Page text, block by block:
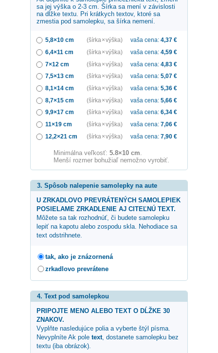
sa jej výška o 2-3 cm. Šírka sa mení v závislosti
na dĺžke textu. Pri krátkych textov, ktoré sa
zmestia pod samolepku, sa šírka nemení.
5,8×10 cm (šírka × výška) vaša cena: 4,37 €
6,4×11 cm
(šírka × výška) vaša cena: 4,59 €
7×12 cm
(šírka × výška) vaša cena: 4,83 €
7,5×13 cm
(šírka × výška) vaša cena: 5,07 €
8,1×14 cm
(šírka × výška) vaša cena: 5,36 €
8,7×15 cm
(šírka × výška) vaša cena: 5,66 €
9,9×17 cm
(šírka × výška) vaša cena: 6,34 €
11×19 cm
(šírka × výška) vaša cena: 7,06 €
12,2×21 cm
(šírka × výška) vaša cena: 7,90 €
Minimálna veľkosť: 5.8×10 cm.
Menší rozmer bohužiaľ nemožno vyrobiť.
3. Spôsob nalepenie samolepky na aute
U ZRKADLOVO PREVRÁTENÝCH SAMOLEPIEK
POSIELAME ZRKADLENIE AJ CITEĽNÚ TEXT.
Môžete sa tak rozhodnúť, či budete samolepku
lepiť na kapotu alebo zospodu skla. Nehodiace sa
text odstrihnete.
tak, ako je znázornená
zrkadlovo prevrátene
4. Text pod samolepkou
PRIPOJTE MENO ALEBO TEXT O DĹŽKE 30
ZNAKOV.
Vyplňte nasledujúce polia a vyberte štýl písma.
Nevyplníte Ak pole text, dostanete samolepku bez
textu (iba obrázok).